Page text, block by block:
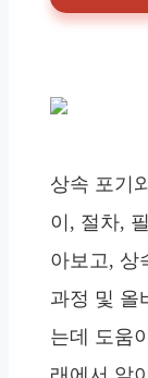
상속 포기
이, 절차,
아보고, 상
과정 및 올
는데 도움